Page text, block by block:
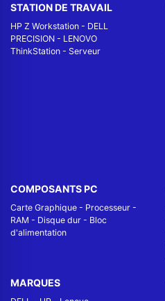
STATION DE TRAVAIL
HP Z Workstation - DELL
PRECISION - LENOVO
ThinkStation - Serveur
COMPOSANTS PC
Carte Graphique - Processeur -
RAM - Disque dur - Bloc
d'alimentation
MARQUES